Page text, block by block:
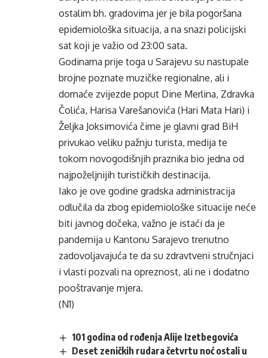
ostalim bh. gradovima jer je bila pogoršana
epidemiološka situacija, a na snazi policijski
sat koji je važio od 23:00 sata.
Godinama prije toga u Sarajevu su nastupale
brojne poznate muzičke regionalne, ali i
domaće zvijezde poput Dine Merlina, Zdravka
Čolića, Harisa Varešanovića (Hari Mata Hari) i
Željka Joksimovića čime je glavni grad BiH
privukao veliku pažnju turista, medija te
tokom novogodišnjih praznika bio jedna od
najpoželjnijih turističkih destinacija.
Iako je ove godine gradska administracija
odlučila da zbog epidemiološke situacije neće
biti javnog dočeka, važno je istaći da je
pandemija u Kantonu Sarajevo trenutno
zadovoljavajuća te da su zdravtveni stručnjaci
i vlasti pozvali na opreznost, ali ne i dodatno
pooštravanje mjera.
(N1)
101 godina od rođenja Alije Izetbegovića
Deset zeničkih rudara četvrtu noć ostali u